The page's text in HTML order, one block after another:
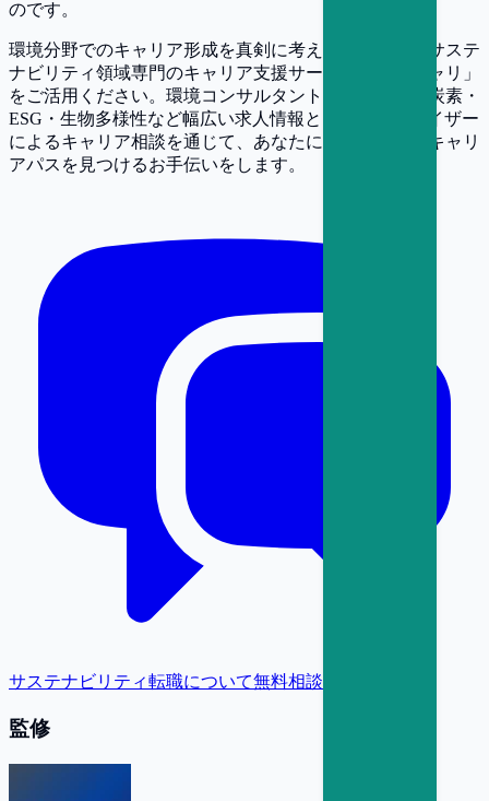
のです。
環境分野でのキャリア形成を真剣に考えている方は、サステ
ナビリティ領域専門のキャリア支援サービス「サスキャリ」
をご活用ください。環境コンサルタントをはじめ、脱炭素・
ESG・生物多様性など幅広い求人情報と、専門アドバイザー
によるキャリア相談を通じて、あなたに合った最適なキャリ
アパスを見つけるお手伝いをします。
サステナビリティ転職について無料相談
監修